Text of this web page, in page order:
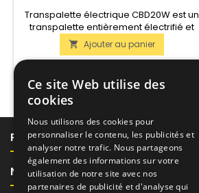
Transpalette électrique CBD20W est un
transpalette entièrement électrifié et
automoteur pour des travaux à haute
efficacité. Le transpalette déplace des
 Ajouter au panier
PRODUITS
NOTRE SOCIÉTÉ
Ce site Web utilise des
cookies
Nous utilisons des cookies pour
personnaliser le contenu, les publicités et
analyser notre trafic. Nous partageons
également des informations sur votre
utilisation de notre site avec nos
partenaires de publicité et d'analyse qui